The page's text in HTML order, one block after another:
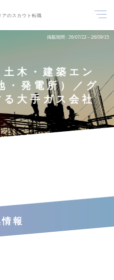
アのスカウト転職
掲載期間 26/07/22～26/09/15
土木・建築エン
・発電所）／グ
る大手ガス会社
報